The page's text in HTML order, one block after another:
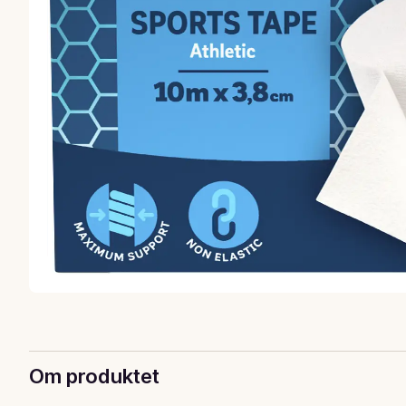
Om produktet